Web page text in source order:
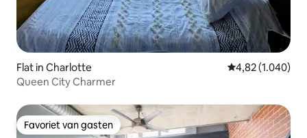
Flat in Charlotte Gemiddelde
4,82 (1.040)
Queen City Charmer
Favoriet van gasten
Favoriet van gasten